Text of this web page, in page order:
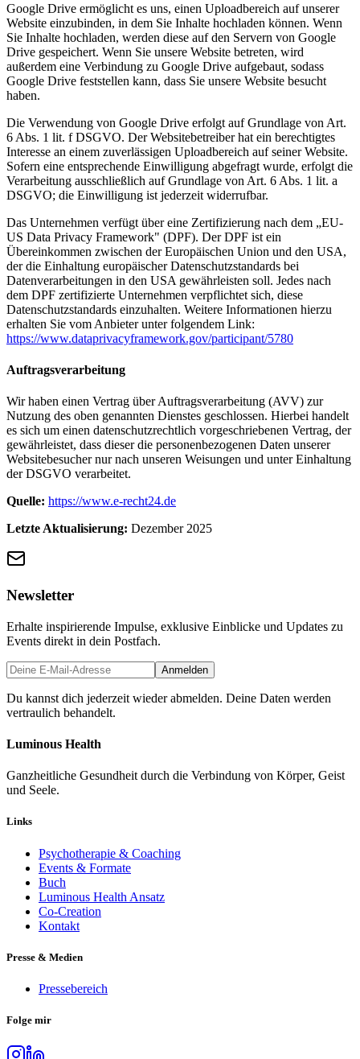
Google Drive ermöglicht es uns, einen Uploadbereich auf unserer
Website einzubinden, in dem Sie Inhalte hochladen können. Wenn
Sie Inhalte hochladen, werden diese auf den Servern von Google
Drive gespeichert. Wenn Sie unsere Website betreten, wird
außerdem eine Verbindung zu Google Drive aufgebaut, sodass
Google Drive feststellen kann, dass Sie unsere Website besucht
haben.
Die Verwendung von Google Drive erfolgt auf Grundlage von Art.
6 Abs. 1 lit. f DSGVO. Der Websitebetreiber hat ein berechtigtes
Interesse an einem zuverlässigen Uploadbereich auf seiner Website.
Sofern eine entsprechende Einwilligung abgefragt wurde, erfolgt die
Verarbeitung ausschließlich auf Grundlage von Art. 6 Abs. 1 lit. a
DSGVO; die Einwilligung ist jederzeit widerrufbar.
Das Unternehmen verfügt über eine Zertifizierung nach dem „EU-
US Data Privacy Framework" (DPF). Der DPF ist ein
Übereinkommen zwischen der Europäischen Union und den USA,
der die Einhaltung europäischer Datenschutzstandards bei
Datenverarbeitungen in den USA gewährleisten soll. Jedes nach
dem DPF zertifizierte Unternehmen verpflichtet sich, diese
Datenschutzstandards einzuhalten. Weitere Informationen hierzu
erhalten Sie vom Anbieter unter folgendem Link:
https://www.dataprivacyframework.gov/participant/5780
Auftragsverarbeitung
Wir haben einen Vertrag über Auftragsverarbeitung (AVV) zur
Nutzung des oben genannten Dienstes geschlossen. Hierbei handelt
es sich um einen datenschutzrechtlich vorgeschriebenen Vertrag, der
gewährleistet, dass dieser die personenbezogenen Daten unserer
Websitebesucher nur nach unseren Weisungen und unter Einhaltung
der DSGVO verarbeitet.
Quelle: https://www.e-recht24.de
Letzte Aktualisierung: Dezember 2025
Newsletter
Erhalte inspirierende Impulse, exklusive Einblicke und Updates zu
Events direkt in dein Postfach.
Anmelden
Du kannst dich jederzeit wieder abmelden. Deine Daten werden
vertraulich behandelt.
Luminous Health
Ganzheitliche Gesundheit durch die Verbindung von Körper, Geist
und Seele.
Links
Psychotherapie & Coaching
Events & Formate
Buch
Luminous Health Ansatz
Co-Creation
Kontakt
Presse & Medien
Pressebereich
Folge mir